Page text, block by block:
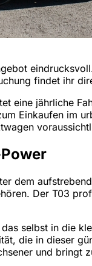
findet ihr
eine jährliche
Einkaufen im
dem
Der T03
selbst in die
die in dieser
und bringt